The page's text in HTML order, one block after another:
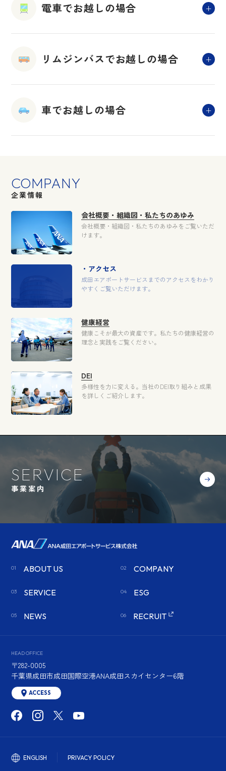
電車でお越しの場合
リムジンバスでお越しの場合
車でお越しの場合
COMPANY
企業情報
会社概要・組織図・私たちのあゆみ
会社概要・組織図・私たちのあゆみを ご覧いただ
けます。
アクセス
成田エアポートサービスまでのアクセスをわかり
やすくご覧いただけます。
健康経営
健康こそが最大の資産です。 私たちの健康経営の
理念と実践をご覧ください。
DEI
多様性を力に変える。 当社のDEI取り組みと成果
を詳しくご紹介します。
SERVICE
事業案内
ABOUT US COMPANY
SERVICE ESG
NEWS RECRUIT
HEAD OFFICE
〒282-0005
千葉県成田市成田国際空港ANA成田スカイセンター6階
ACCESS
ENGLISH PRIVACY POLICY